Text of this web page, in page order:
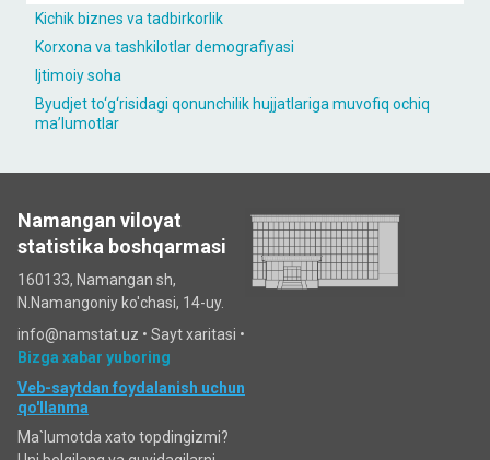
Kichik biznes va tadbirkorlik
Korxona va tashkilotlar demografiyasi
Ijtimoiy soha
Byudjet to‘g‘risidagi qonunchilik hujjatlariga muvofiq ochiq
maʼlumotlar
Namangan viloyat
statistika boshqarmasi
160133, Namangan sh,
N.Namangoniy ko'chasi, 14-uy.
info@namstat.uz • Sayt xaritasi •
Bizga xabar yuboring
Veb-saytdan foydalanish uchun
qo'llanma
Ma`lumotda xato topdingizmi?